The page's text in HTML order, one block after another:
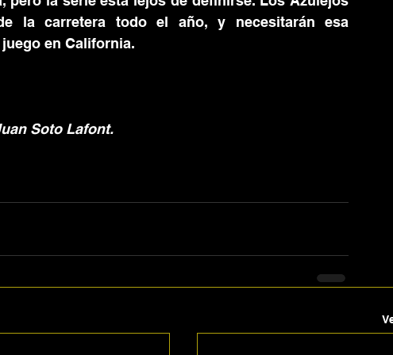
la carretera todo el año, y necesitarán esa
en California.
Soto Lafont.